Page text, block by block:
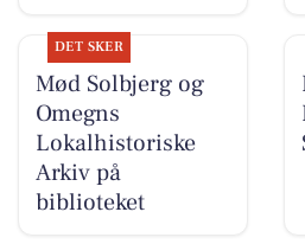
DET SKER
Mød Solbjerg og
Omegns
Lokalhistoriske
Arkiv på
biblioteket